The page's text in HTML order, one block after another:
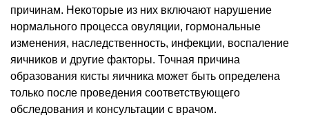
причинам. Некоторые из них включают нарушение
нормального процесса овуляции, гормональные
изменения, наследственность, инфекции, воспаление
яичников и другие факторы. Точная причина
образования кисты яичника может быть определена
только после проведения соответствующего
обследования и консультации с врачом.